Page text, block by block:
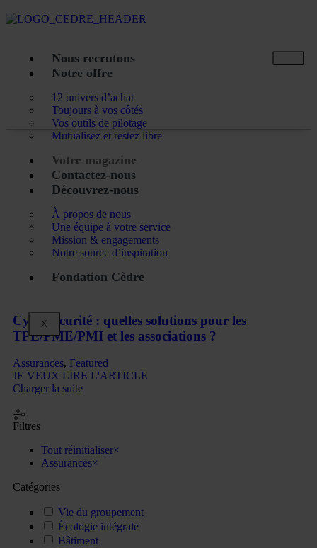
Nous recrutons
Notre offre
12 univers d’achat
Toujours à vos côtés
Vos outils de pilotage
Mutualisez et restez libre
Votre magazine
Contactez-nous
Découvrez-nous
À propos de nous
Une équipe à votre service
Mission & engagements
Notre source d’inspiration
Fondation Cèdre
X
Cybersécurité : quelles solutions pour les
TPE/PME/PMI et les associations ?
Assurances, Featured
JE VEUX LIRE L'ARTICLE
Charger la suite
Filtres
Tout réinitialiser×
Assurances×
Catégories
Vie du groupement
Écologie intégrale
Bâtiment